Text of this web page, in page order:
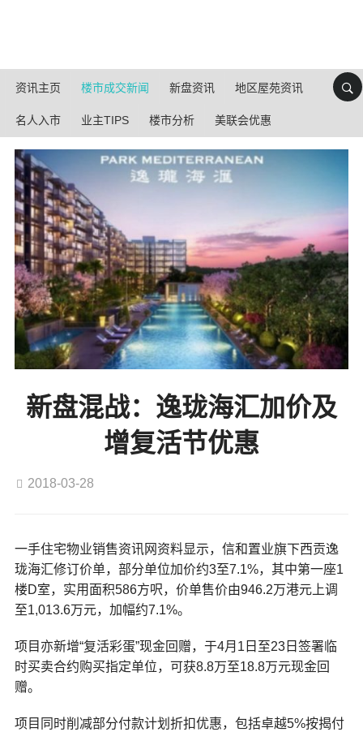
资讯主页 楼市成交新闻 新盘资讯 地区屋苑资讯
名人入市 业主TIPS 楼市分析 美联会优惠
新盘混战：逸珑海汇加价及
增复活节优惠
2018-03-28
一手住宅物业销售资讯网资料显示，信和置业旗下西贡逸
珑海汇修订价单，部分单位加价约3至7.1%，其中第一座1
楼D室，实用面积586方呎，价单售价由946.2万港元上调
至1,013.6万元，加幅约7.1%。
项目亦新增“复活彩蛋”现金回赠，于4月1日至23日签署临
时买卖合约购买指定单位，可获8.8万至18.8万元现金回
赠。
项目同时削减部分付款计划折扣优惠，包括卓越5%按揭付